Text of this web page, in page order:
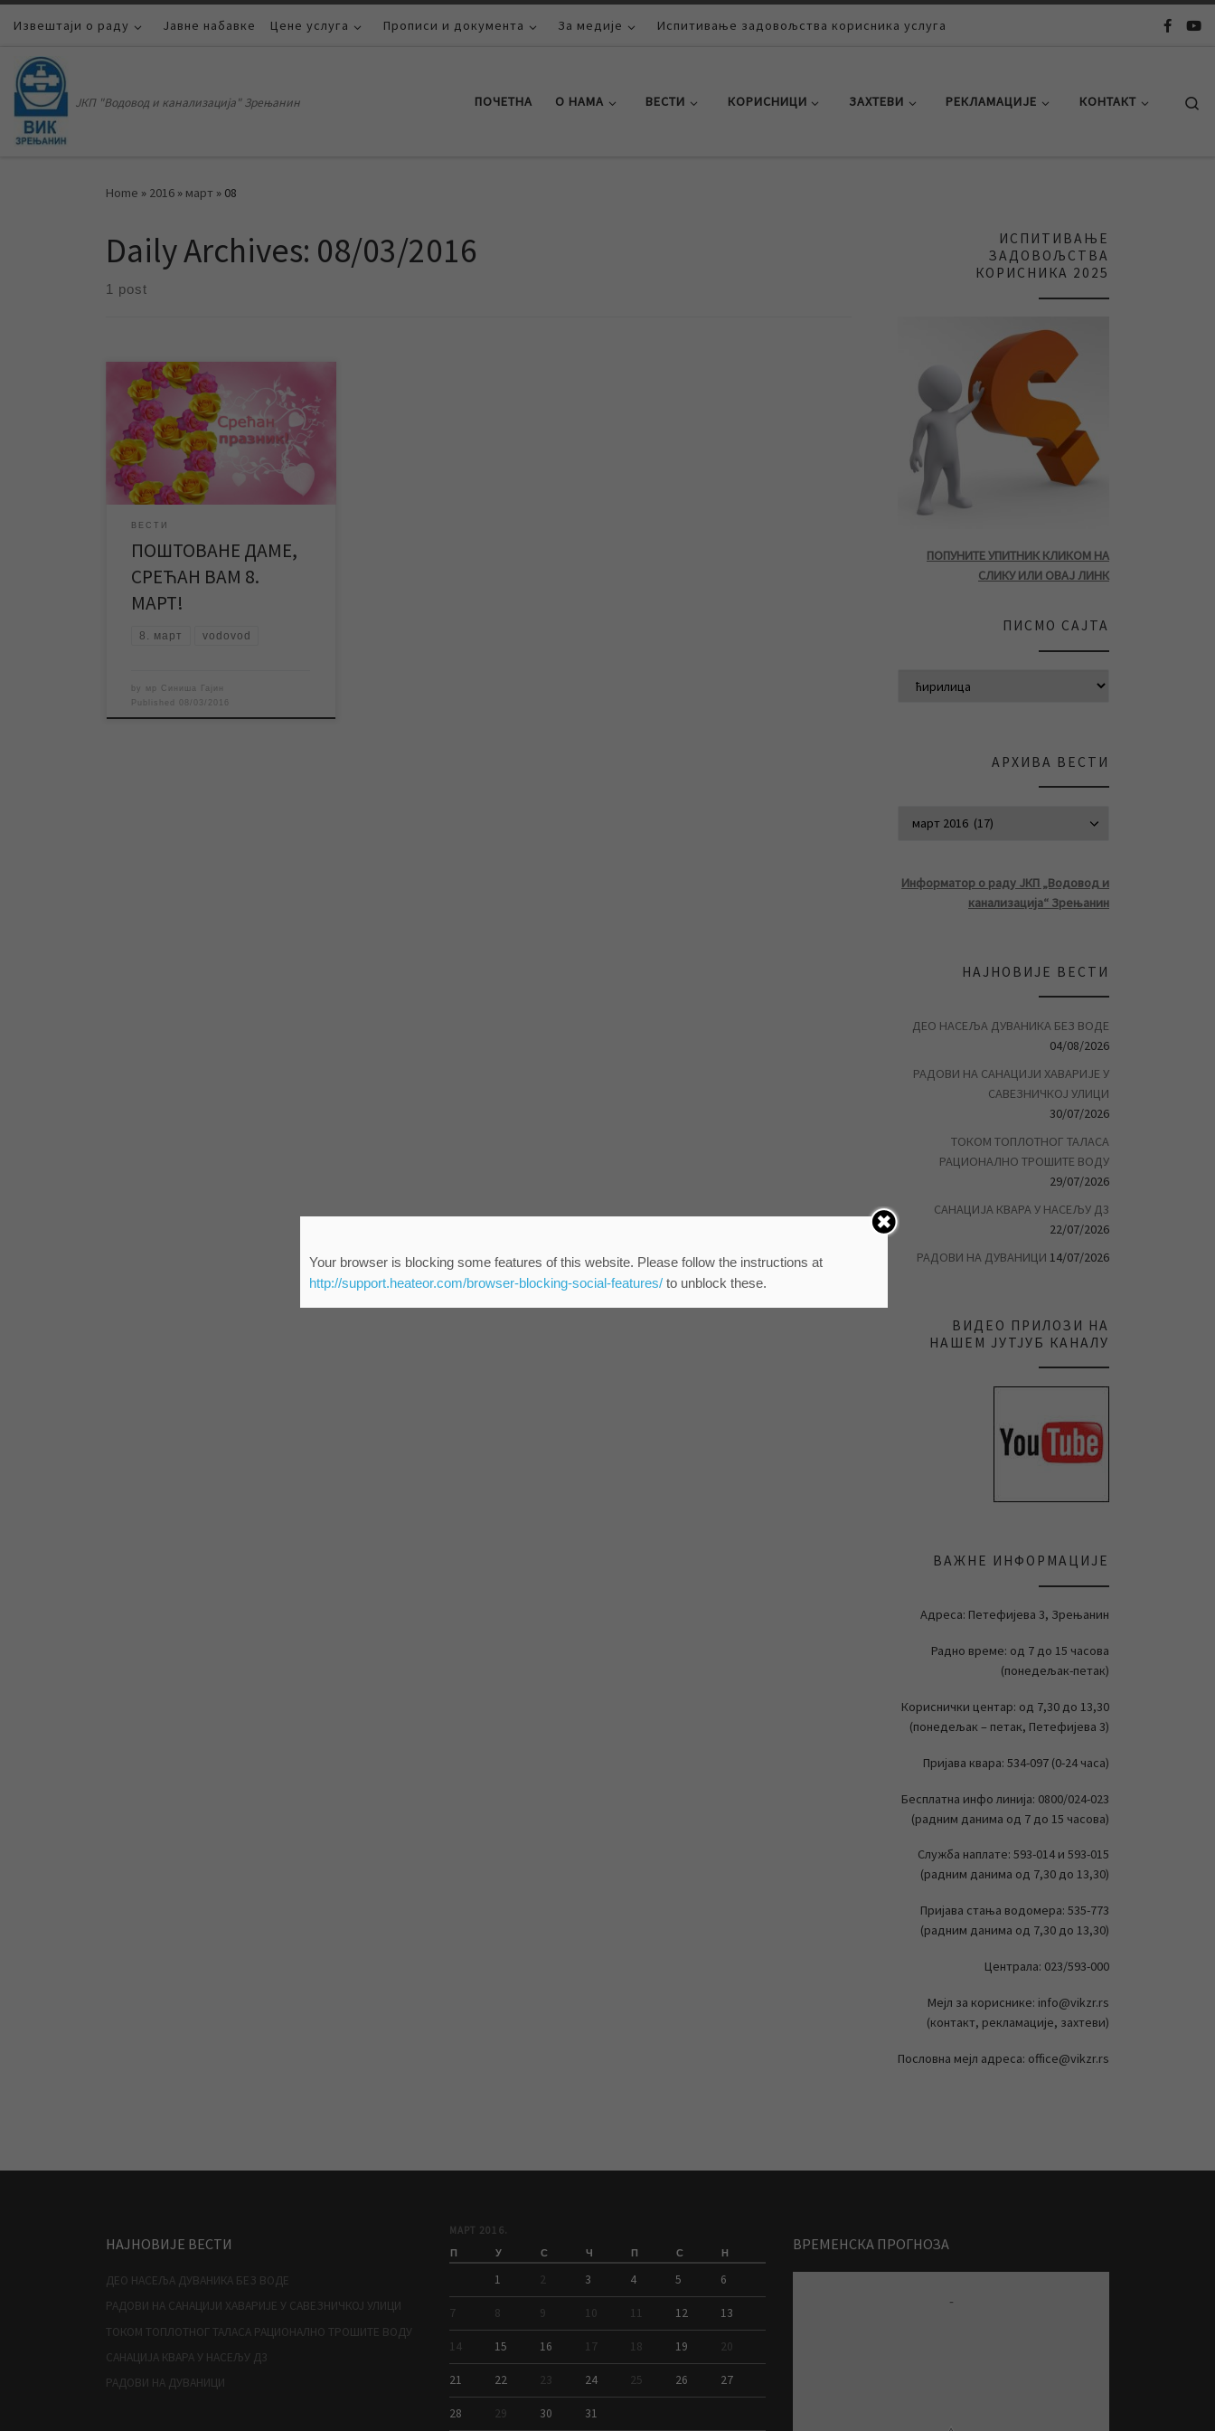
Skip to content
Извештаји о раду Јавне набавке Цене услуга Прописи и документа За медије Испитивање задовољства корисника услуга
ЈКП "Водовод и канализација" Зрењанин ПОЧЕТНА О НАМА ВЕСТИ КОРИСНИЦИ ЗАХТЕВИ РЕКЛАМАЦИЈЕ КОНТАКТ
Home » 2016 » март » 08
Daily Archives: 08/03/2016
1 post
ЈКП „Водовод и канализација“
Зрењанин свим дамама честита 8.
март међународни Дан жена!
Служба информисања и пословних
комуникација ЈКП „Водовод и
канализација“ Зрењанин
ВЕСТИ
ПОШТОВАНЕ ДАМЕ,
СРЕЋАН ВАМ 8.
МАРТ!
8. март vodovod
by мр Синиша Гајин
Published
08/03/2016
ИСПИТИВАЊЕ
ЗАДОВОЉСТВА
КОРИСНИКА 2025
ПОПУНИТЕ УПИТНИК КЛИКОМ НА
СЛИКУ ИЛИ ОВАЈ ЛИНК
ПИСМО САЈТА
АРХИВА ВЕСТИ
Информатор о раду ЈКП „Водовод и
канализација“ Зрењанин
НАЈНОВИЈЕ ВЕСТИ
ДЕО НАСЕЉА ДУВАНИКА БЕЗ ВОДЕ
04/08/2026
РАДОВИ НА САНАЦИЈИ ХАВАРИЈЕ У
САВЕЗНИЧКОЈ УЛИЦИ
30/07/2026
ТОКОМ ТОПЛОТНОГ ТАЛАСА
РАЦИОНАЛНО ТРОШИТЕ ВОДУ
29/07/2026
САНАЦИЈА КВАРА У НАСЕЉУ Д3
22/07/2026
РАДОВИ НА ДУВАНИЦИ 14/07/2026
ВИДЕО ПРИЛОЗИ НА
НАШЕМ ЈУТЈУБ КАНАЛУ
ВАЖНЕ ИНФОРМАЦИЈЕ
Адреса: Петефијева 3, Зрењанин
Радно време: од 7 до 15 часова
(понедељак-петак)
Кориснички центар: од 7,30 до 13,30
(понедељак – петак, Петефијева 3)
Пријава квара: 534-097 (0-24 часа)
Бесплатна инфо линија: 0800/024-023
(радним данима од 7 до 15 часова)
Служба наплате: 593-014 и 593-015
(радним данима од 7,30 до 13,30)
Пријава стања водомера: 535-773
(радним данима од 7,30 до 13,30)
Централа: 023/593-000
Мејл за кориснике: info@vikzr.rs
(контакт, рекламације, захтеви)
Пословна мејл адреса: office@vikzr.rs
НАЈНОВИЈЕ ВЕСТИ
ДЕО НАСЕЉА ДУВАНИКА БЕЗ ВОДЕ
РАДОВИ НА САНАЦИЈИ ХАВАРИЈЕ У САВЕЗНИЧКОЈ УЛИЦИ
ТОКОМ ТОПЛОТНОГ ТАЛАСА РАЦИОНАЛНО ТРОШИТЕ ВОДУ
САНАЦИЈА КВАРА У НАСЕЉУ Д3
РАДОВИ НА ДУВАНИЦИ
МАРТ 2016.
П У С Ч П С Н
1 2 3 4 5 6
7 8 9 10 11 12 13
14 15 16 17 18 19 20
21 22 23 24 25 26 27
28 29 30 31
ВРЕМЕНСКА ПРОГНОЗА
-
Your browser is blocking some features of this website. Please follow the instructions at
http://support.heateor.com/browser-blocking-social-features/to unblock these.